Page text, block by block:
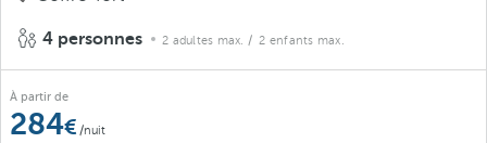
4 personnes 2 adultes max. / 2 enfants max.
À partir de
284 /nuit